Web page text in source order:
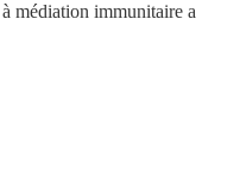
médiation immunitaire a